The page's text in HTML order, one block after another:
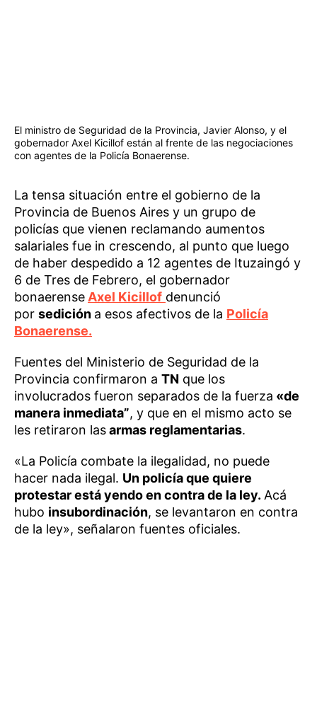
El ministro de Seguridad de la Provincia, Javier Alonso, y el
gobernador Axel Kicillof están al frente de las negociaciones
con agentes de la Policía Bonaerense.
La tensa situación entre el gobierno de la
Provincia de Buenos Aires y un grupo de
policías que vienen reclamando aumentos
salariales fue in crescendo, al punto que luego
de haber despedido a 12 agentes de Ituzaingó y
6 de Tres de Febrero, el gobernador
bonaerense Axel Kicillof denunció
por sedición a esos afectivos de la Policía
Bonaerense.
Fuentes del Ministerio de Seguridad de la
Provincia confirmaron a TN que los
involucrados fueron separados de la fuerza «de
manera inmediata”, y que en el mismo acto se
les retiraron lasarmas reglamentarias.
«La Policía combate la ilegalidad, no puede
hacer nada ilegal. Un policía que quiere
protestar está yendo en contra de la ley. Acá
hubo insubordinación, se levantaron en contra
de la ley», señalaron fuentes oficiales.